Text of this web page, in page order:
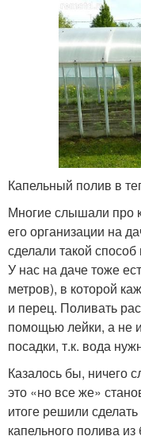
Капельный полив в
Многие слышали про
его организации на
сделали такой
У нас на даче тоже
метров), в которой
и перец. Поливать
помощью лейки, а не
посадки, т.к. вода
Казалось бы, ничего
это «но все же»
итоге решили
капельного полива из